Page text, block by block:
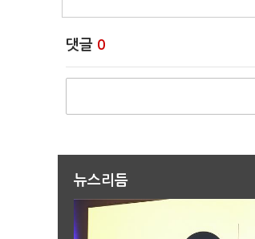
댓글 0
뉴스리듬